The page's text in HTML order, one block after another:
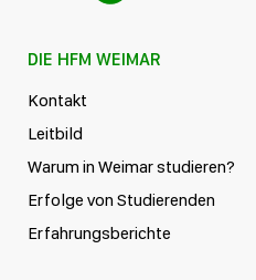
DIE HFM WEIMAR
Kontakt
Leitbild
Warum in Weimar studieren?
Erfolge von Studierenden
Erfahrungsberichte